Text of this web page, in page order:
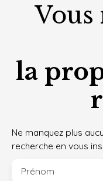
Vous
la
Ne manquez plus
recherche en vous
Prénom